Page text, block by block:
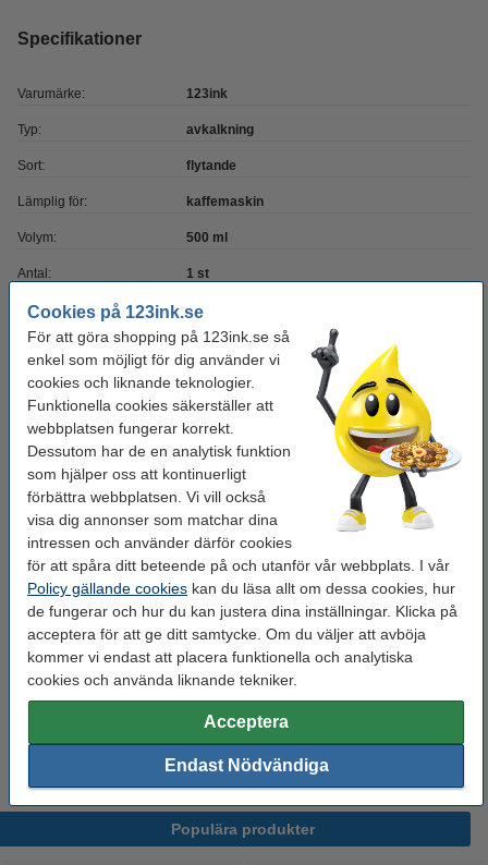
Cookies på 123ink.se
För att göra shopping på 123ink.se så
enkel som möjligt för dig använder vi
cookies och liknande teknologier.
Funktionella cookies säkerställer att
webbplatsen fungerar korrekt.
Dessutom har de en analytisk funktion
som hjälper oss att kontinuerligt
förbättra webbplatsen. Vi vill också
visa dig annonser som matchar dina
intressen och använder därför cookies
för att spåra ditt beteende på och utanför vår webbplats. I vår
Policy gällande cookies kan du läsa allt om dessa cookies, hur
de fungerar och hur du kan justera dina inställningar. Klicka på
acceptera för att ge ditt samtycke. Om du väljer att avböja
kommer vi endast att placera funktionella och analytiska
cookies och använda liknande tekniker.
Acceptera
Endast Nödvändiga
Specifikationer
Varumärke: 123ink
Typ: avkalkning
Sort: flytande
Lämplig för: kaffemaskin
Volym: 500 ml
Antal: 1 st
Vårt artikelnr: SDR06010
Extra info: Säkerhetsdatablad
Behöver du fler?
Köp12st för endast
790 kr
Glöm inte att beställa!
Diskhandskar M (8) 1-par | rosa/gul
22 kr
Disktrasa | 38x38cm | gul | 123ink | 10st
Extra information
Populära produkter